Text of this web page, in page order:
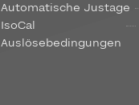
Automatische Justage
IsoCal
Auslösebedingungen